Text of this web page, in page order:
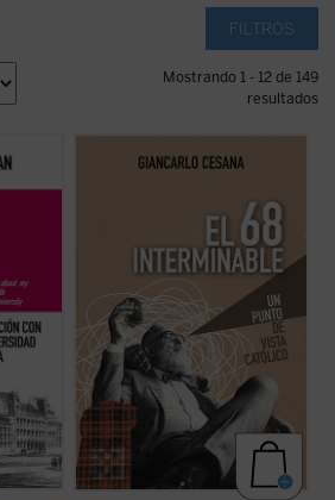
FILTROS
Mostrando 1 - 12 de 149
resultados
1873
sus
«68 interminable»: a partir de su
acontecimientos de 1968 y la ruptura con
la tradición, considerando también sus
consecuencias sociales, políticas y
(ver ficha)